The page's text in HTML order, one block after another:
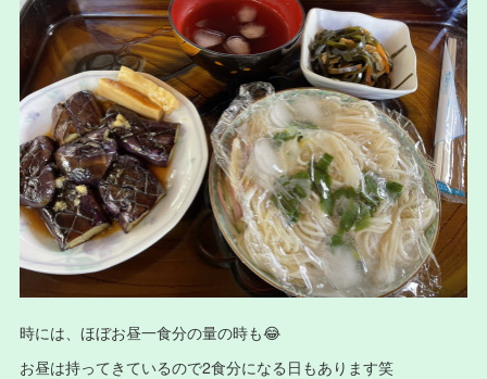
時には、ほぼお昼一食分の量の時も😂
お昼は持ってきているので2食分になる日もあります笑